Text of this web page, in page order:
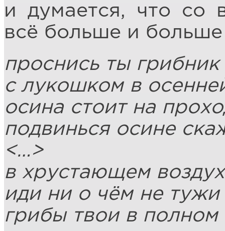
и думается, что со
всё больше и больше
проснись ты
с лукошком в
осина стоит на
подвинься осине
<…>
в хрустающем
иди ни о чём не тужи
грибы твои в полном